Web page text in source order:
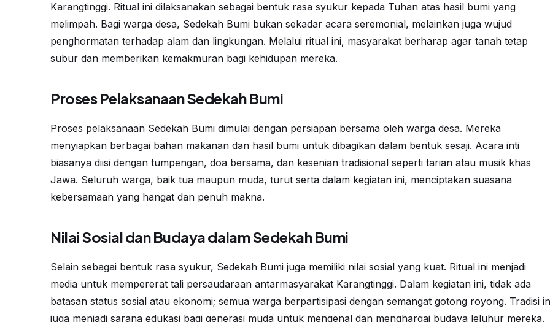
Karangtinggi. Ritual ini dilaksanakan sebagai bentuk rasa syukur kepada Tuhan atas hasil bumi yang
melimpah. Bagi warga desa, Sedekah Bumi bukan sekadar acara seremonial, melainkan juga wujud
penghormatan terhadap alam dan lingkungan. Melalui ritual ini, masyarakat berharap agar tanah tetap
subur dan memberikan kemakmuran bagi kehidupan mereka.
Proses Pelaksanaan Sedekah Bumi
Proses pelaksanaan Sedekah Bumi dimulai dengan persiapan bersama oleh warga desa. Mereka
menyiapkan berbagai bahan makanan dan hasil bumi untuk dibagikan dalam bentuk sesaji. Acara inti
biasanya diisi dengan tumpengan, doa bersama, dan kesenian tradisional seperti tarian atau musik khas
Jawa. Seluruh warga, baik tua maupun muda, turut serta dalam kegiatan ini, menciptakan suasana
kebersamaan yang hangat dan penuh makna.
Nilai Sosial dan Budaya dalam Sedekah Bumi
Selain sebagai bentuk rasa syukur, Sedekah Bumi juga memiliki nilai sosial yang kuat. Ritual ini menjadi
media untuk mempererat tali persaudaraan antarmasyarakat Karangtinggi. Dalam kegiatan ini, tidak ada
batasan status sosial atau ekonomi; semua warga berpartisipasi dengan semangat gotong royong. Tradisi
juga menjadi sarana edukasi bagi generasi muda untuk mengenal dan menghargai budaya leluhur mereka.